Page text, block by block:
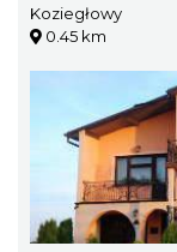
Koziegłowy
0.45 km